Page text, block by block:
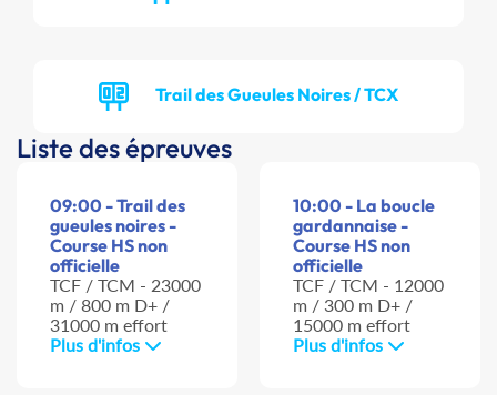
Trail des Gueules Noires / TCX
Liste des épreuves
09:00 - Trail des
gueules noires -
Course HS non
officielle
TCF / TCM - 23000
m / 800 m D+ /
31000 m effort
Plus d'infos
10:00 - La boucle
gardannaise -
Course HS non
officielle
TCF / TCM - 12000
m / 300 m D+ /
15000 m effort
Plus d'infos